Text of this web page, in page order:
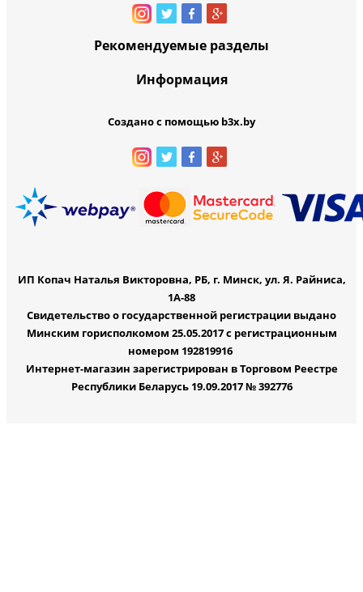
Рекомендуемые разделы
Информация
Создано с помощью b3x.by
ИП Копач Наталья Викторовна, РБ, г. Минск, ул. Я. Райниса,
1А-88
Свидетельство о государственной регистрации выдано
Минским горисполкомом 25.05.2017 с регистрационным
номером 192819916
Интернет-магазин зарегистрирован в Торговом Реестре
Республики Беларусь 19.09.2017 № 392776